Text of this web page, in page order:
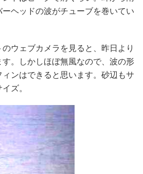
ヘッドの波がチューブを巻いてい
ウェブカメラを見ると、昨日より
。しかしほぼ無風なので、波の形
ンはできると思います。砂辺もサ
ズ。